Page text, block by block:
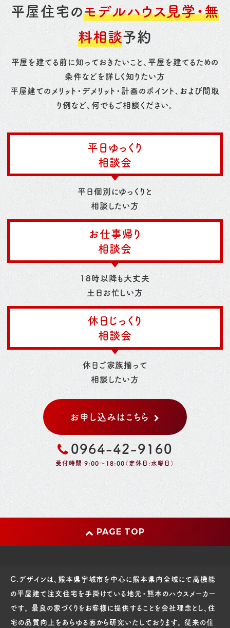
平屋住宅のモデルハウス見学・無
料相談予約
平屋を建てる前に知っておきたいこと、平屋を建てるための
条件などを詳しく知りたい方
平屋建てのメリット・デメリット・計画のポイント、および間取
り例など、何でもご相談ください。
平日ゆっくり
相談会
平日個別にゆっくりと
相談したい方
お仕事帰り
相談会
18時以降も大丈夫
土日お忙しい方
休日じっくり
相談会
休日ご家族揃って
相談したい方
お申し込みはこちら
0964-42-9160
受付時間 9:00～18:00（定休日:水曜日）
PAGE TOP
C.デザインは、熊本県宇城市を中心に熊本県内全域にて高機能
の平屋建て注文住宅を手掛けている地元・熊本のハウスメーカー
です。 最良の家づくりをお客様に提供することを会社理念とし、住
宅の品質向上をあらゆる面から研究いたしております。 従来の住